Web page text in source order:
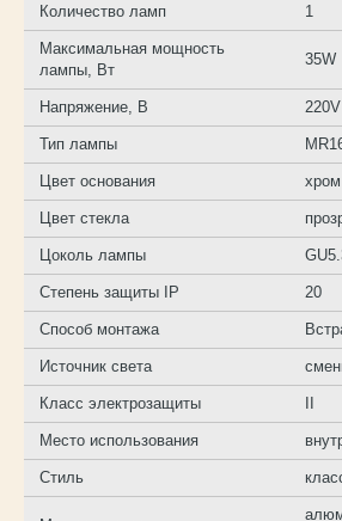
Количество ламп 1
Максимальная мощность
лампы, Вт
35W
Напряжение, В 220V
Тип лампы
Цвет основания хром
Цвет стекла
Цоколь лампы
Степень защиты IP 20
Способ монтажа
Источник света
Класс электрозащиты
Место использования
Стиль